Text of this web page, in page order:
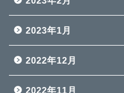
2023年1月
2022年12月
2022年11月